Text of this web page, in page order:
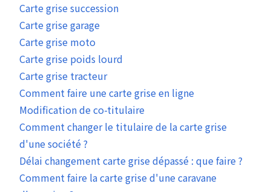
Carte grise succession
Carte grise garage
Carte grise moto
Carte grise poids lourd
Carte grise tracteur
Comment faire une carte grise en ligne
Modification de co-titulaire
Comment changer le titulaire de la carte grise
d'une société ?
Délai changement carte grise dépassé : que faire ?
Comment faire la carte grise d'une caravane